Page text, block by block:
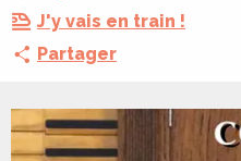
J'y vais en train !
Partager